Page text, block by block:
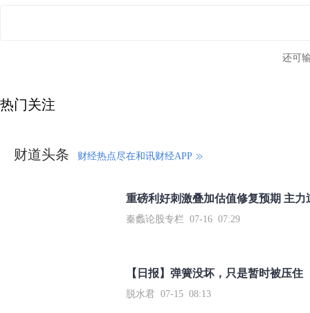
还可
热门关注
财道头条 财经热点尽在和讯财经APP
秦蠡论股专栏 07-16 07:29
【日报】弹簧没坏，只是暂时被压住
脱水君 07-15 08:13